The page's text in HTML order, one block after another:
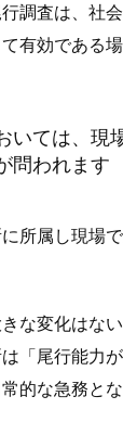
調査は、社
有効である場
いては、現
問われます
所属し現場
な変化はな
「尾行能力
的な急務とな